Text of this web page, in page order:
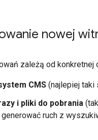
nowej
zależą od
CMS (najlepiej taki
i pliki do pobrania
generować ruch z